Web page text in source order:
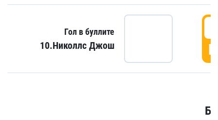
Гол в буллите
10.Николлс Джош